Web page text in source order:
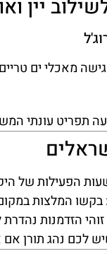
יין
מאכלי ים טריים
תפריט עונתי
הפעילות של
בקשו המלצות
זוהי הזדמנות
לכם נהג תורן